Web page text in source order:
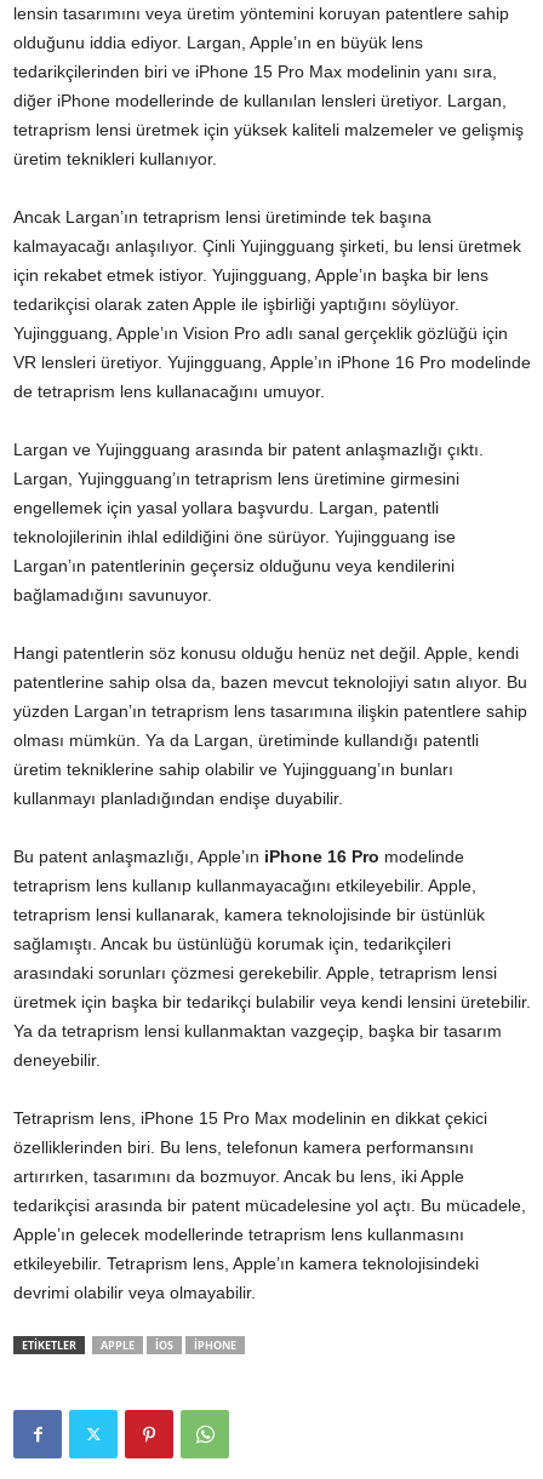
lensin tasarımını veya üretim yöntemini koruyan patentlere sahip
olduğunu iddia ediyor. Largan, Apple’ın en büyük lens
tedarikçilerinden biri ve iPhone 15 Pro Max modelinin yanı sıra,
diğer iPhone modellerinde de kullanılan lensleri üretiyor. Largan,
tetraprism lensi üretmek için yüksek kaliteli malzemeler ve gelişmiş
üretim teknikleri kullanıyor.
Ancak Largan’ın tetraprism lensi üretiminde tek başına
kalmayacağı anlaşılıyor. Çinli Yujingguang şirketi, bu lensi üretmek
için rekabet etmek istiyor. Yujingguang, Apple’ın başka bir lens
tedarikçisi olarak zaten Apple ile işbirliği yaptığını söylüyor.
Yujingguang, Apple’ın Vision Pro adlı sanal gerçeklik gözlüğü için
VR lensleri üretiyor. Yujingguang, Apple’ın iPhone 16 Pro modelinde
de tetraprism lens kullanacağını umuyor.
Largan ve Yujingguang arasında bir patent anlaşmazlığı çıktı.
Largan, Yujingguang’ın tetraprism lens üretimine girmesini
engellemek için yasal yollara başvurdu. Largan, patentli
teknolojilerinin ihlal edildiğini öne sürüyor. Yujingguang ise
Largan’ın patentlerinin geçersiz olduğunu veya kendilerini
bağlamadığını savunuyor.
Hangi patentlerin söz konusu olduğu henüz net değil. Apple, kendi
patentlerine sahip olsa da, bazen mevcut teknolojiyi satın alıyor. Bu
yüzden Largan’ın tetraprism lens tasarımına ilişkin patentlere sahip
olması mümkün. Ya da Largan, üretiminde kullandığı patentli
üretim tekniklerine sahip olabilir ve Yujingguang’ın bunları
kullanmayı planladığından endişe duyabilir.
Bu patent anlaşmazlığı, Apple’ın iPhone 16 Pro modelinde
tetraprism lens kullanıp kullanmayacağını etkileyebilir. Apple,
tetraprism lensi kullanarak, kamera teknolojisinde bir üstünlük
sağlamıştı. Ancak bu üstünlüğü korumak için, tedarikçileri
arasındaki sorunları çözmesi gerekebilir. Apple, tetraprism lensi
üretmek için başka bir tedarikçi bulabilir veya kendi lensini üretebilir.
Ya da tetraprism lensi kullanmaktan vazgeçip, başka bir tasarım
deneyebilir.
Tetraprism lens, iPhone 15 Pro Max modelinin en dikkat çekici
özelliklerinden biri. Bu lens, telefonun kamera performansını
artırırken, tasarımını da bozmuyor. Ancak bu lens, iki Apple
tedarikçisi arasında bir patent mücadelesine yol açtı. Bu mücadele,
Apple’ın gelecek modellerinde tetraprism lens kullanmasını
etkileyebilir. Tetraprism lens, Apple’ın kamera teknolojisindeki
devrimi olabilir veya olmayabilir.
ETİKETLER APPLE IOS IPHONE